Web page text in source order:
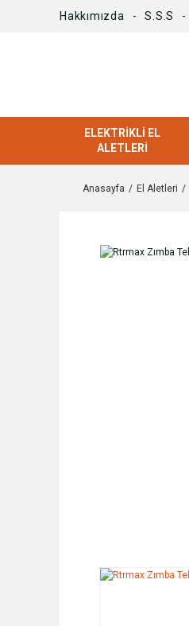
Hakkımızda S.S.S
ELEKTRIKLI EL
ALETLERI
Anasayfa El Aletleri